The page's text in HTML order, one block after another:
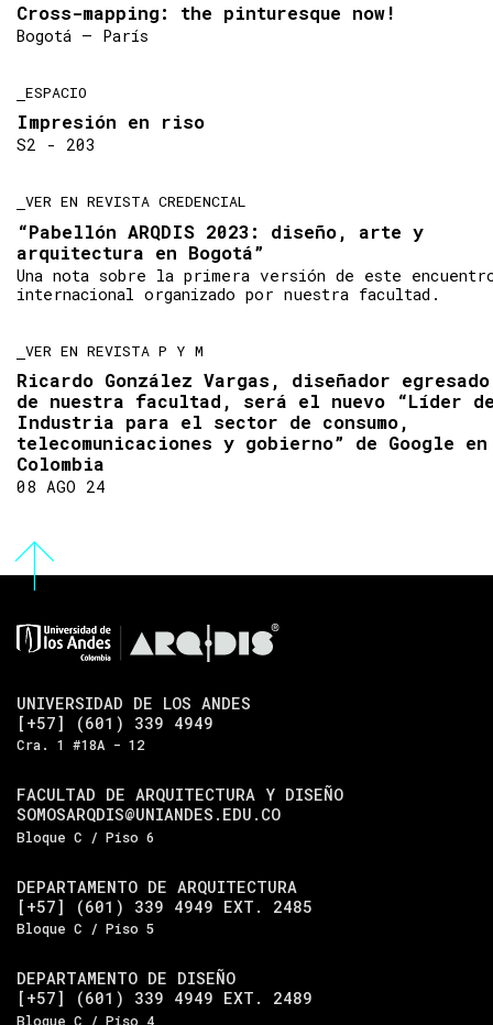
Cross-mapping: the pinturesque now!
Bogotá — París
ESPACIO
Impresión en riso
S2 - 203
VER EN REVISTA CREDENCIAL
“Pabellón ARQDIS 2023: diseño, arte y
arquitectura en Bogotá”
Una nota sobre la primera versión de este
internacional organizado por nuestra facultad.
VER EN REVISTA P Y M
Ricardo González Vargas, diseñador egresado
de nuestra facultad, será el nuevo “Líder
Industria para el sector de consumo,
telecomunicaciones y gobierno” de Google en
Colombia
08 AGO 24
UNIVERSIDAD DE LOS ANDES
[+57] (601) 339 4949
Cra. 1 #18A - 12
FACULTAD DE ARQUITECTURA Y DISEÑO
SOMOSARQDIS@UNIANDES.EDU.CO
Bloque C / Piso 6
DEPARTAMENTO DE ARQUITECTURA
[+57] (601) 339 4949 EXT. 2485
Bloque C / Piso 5
DEPARTAMENTO DE DISEÑO
[+57] (601) 339 4949 EXT. 2489
Bloque C / Piso 4